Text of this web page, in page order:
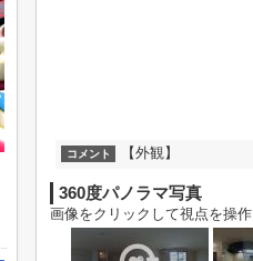
コメント 【外観】
360度パノラマ写真
画像をクリックして視点を操作